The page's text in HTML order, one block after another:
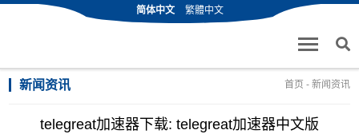
简体中文 繁體中文
新闻资讯 首页 - 新闻资讯
telegreat加速器下载: telegreat加速器中文版